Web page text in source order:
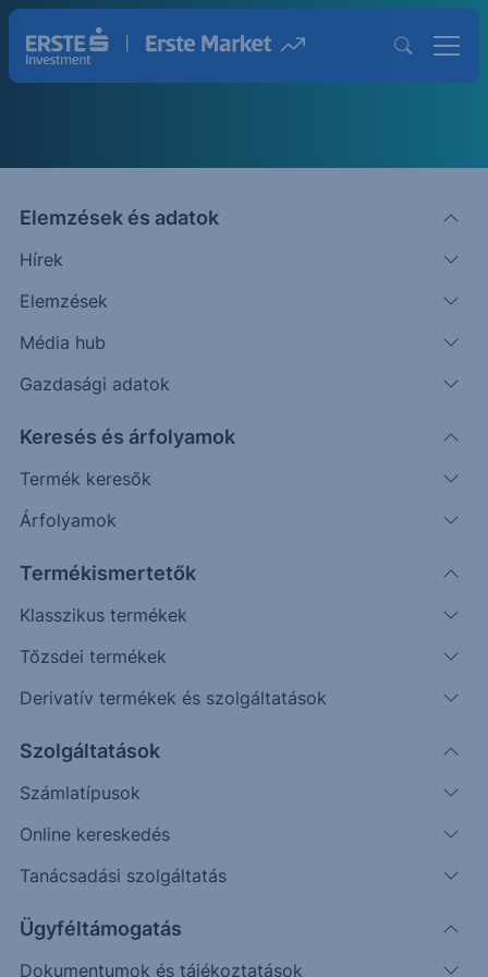
Elemzések és adatok
Hírek
Elemzések
Média hub
Gazdasági adatok
Keresés és árfolyamok
Termék keresők
Árfolyamok
Termékismertetők
Klasszikus termékek
Tőzsdei termékek
Derivatív termékek és szolgáltatások
Szolgáltatások
Számlatípusok
Online kereskedés
Tanácsadási szolgáltatás
Ügyféltámogatás
Dokumentumok és tájékoztatások
A legújabb DAX technikai
elemzéseket olvastad már?
DAX technikai elemzések
DAX
DAX index
26 126.30 EUR
Időpont: 26.08.05. 17:34
Előző záró:26 126.30 (26.08.05.)
Árfolyamértesítő rögzítése
További információk kérése